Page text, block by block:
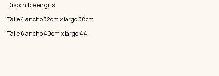
Disponible en gris
Talle 4 ancho 32cm x largo 38cm
Talle 6 ancho 40cm x largo 44